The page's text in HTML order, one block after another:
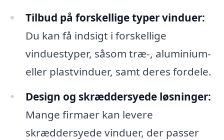
Tilbud på forskellige typer vinduer:
Du kan få indsigt i forskellige
vinduestyper, såsom træ-, aluminium-
eller plastvinduer, samt deres fordele.
Design og skræddersyede løsninger:
Mange firmaer kan levere
skræddersyede vinduer, der passer